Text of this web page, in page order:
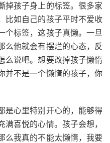
掉孩子身上的标签。很多家
比如自己的孩子平时不爱收
个标签，这孩子真懒。一旦
么他就会有摆烂的心态，反
么说吧。想要改掉孩子懒惰
并不是一个懒惰的孩子，你
是心里特别开心的，能够得
喜悦的心情。孩子会想，
么我真的不能太懒惰，我要